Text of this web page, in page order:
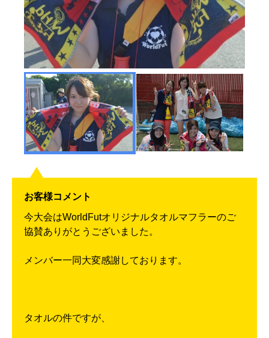
お客様コメント
今大会はWorldFutオリジナルタオルマフラーのご
協賛ありがとうございました。
メンバー一同大変感謝しております。
タオルの件ですが、